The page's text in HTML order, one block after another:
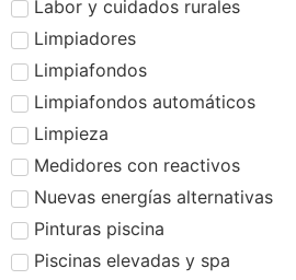
Labor y cuidados rurales
Limpiadores
Limpiafondos
Limpiafondos automáticos
Limpieza
Medidores con reactivos
Nuevas energías alternativas
Pinturas piscina
Piscinas elevadas y spa